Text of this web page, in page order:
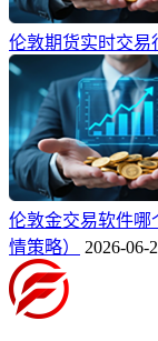
伦敦期货实时交易
伦敦金交易软件哪
情策略）
2026-06-